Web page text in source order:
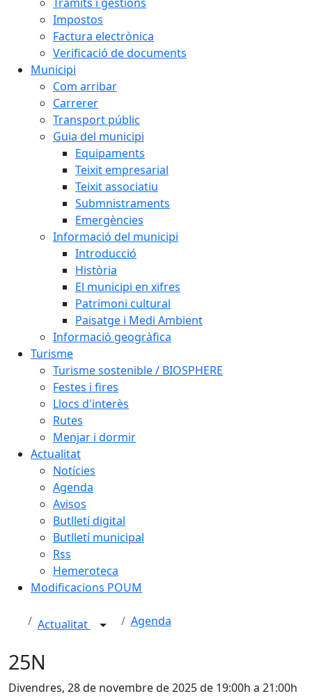
Impostos
Factura electrònica
Verificació de documents
Municipi
Com arribar
Carrerer
Transport públic
Guia del municipi
Equipaments
Teixit empresarial
Teixit associatiu
Submnistraments
Emergències
Informació del municipi
Introducció
Història
El municipi en xifres
Patrimoni cultural
Paisatge i Medi Ambient
Informació geogràfica
Turisme
Turisme sostenible / BIOSPHERE
Festes i fires
Llocs d'interès
Rutes
Menjar i dormir
Actualitat
Notícies
Agenda
Avisos
Butlletí digital
Butlletí municipal
Rss
Hemeroteca
Modificacions POUM
Actualitat Agenda
25N
Divendres, 28 de novembre de 2025 de 19:00h a 21:00h